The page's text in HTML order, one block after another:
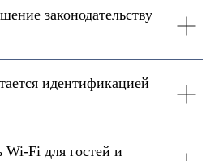
законодательству
идентификацией
Fi для гостей и